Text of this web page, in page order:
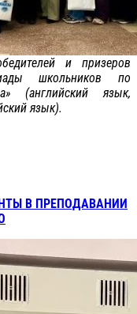
и призеров
школьников по
(английский язык,
язык).
В ПРЕПОДАВАНИИ